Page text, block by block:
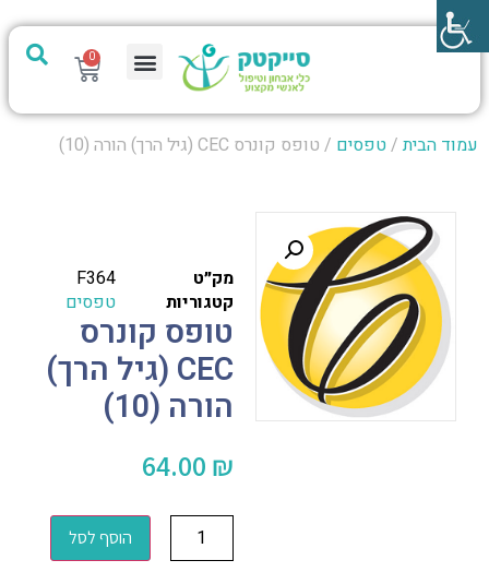
0
עמוד הבית/טפסים / טופס קונרס CEC (גיל הרך) הורה (10)
מק״ט
F364
קטגוריות
טפסים
טופס קונרס
CEC (גיל הרך)
הורה (10)
64.00 ₪
הוסף לסל